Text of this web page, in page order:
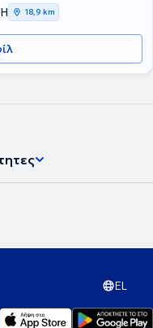
18,9 km
EL